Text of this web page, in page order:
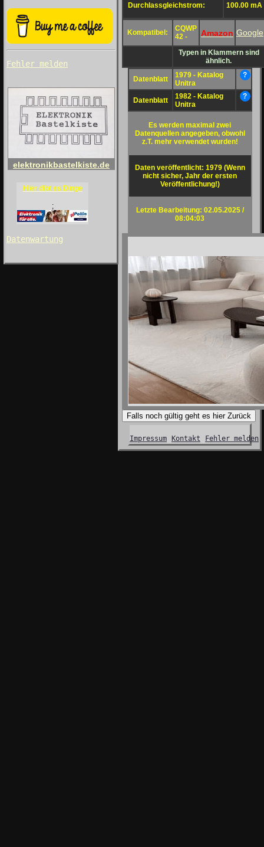
Fehler melden
elektronikbastelkiste.de
Hier dibt es Dinge
;
Datenwartung
Durchlassgleichstrom: 100.00 mA
Kompatibel:
CQWP
42 -
Amazon Google
Typen in Klammern sind
ähnlich.
Datenblatt
1979 - Katalog
Unitra
?
Datenblatt
1982 - Katalog
Unitra
?
Es werden maximal zwei
Datenquellen angegeben, obwohl
z.T. mehr verwendet wurden!
Daten veröffentlicht: 1979 (Wenn
nicht sicher, Jahr der ersten
Veröffentlichung!)
Letzte Bearbeitung: 02.05.2025 /
08:04:03
Falls noch gültig geht es hier Zurück
Impressum Kontakt Fehler melden